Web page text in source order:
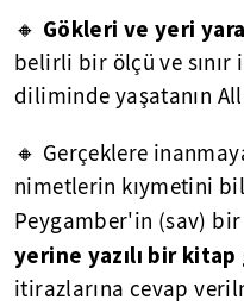
🔸 Gökleri ve yeri
belirli bir ölçü ve
diliminde yaşatanın
🔸 Gerçeklere
nimetlerin kıymetini
Peygamber'in (sav)
yerine yazılı bir
itirazlarına cevap